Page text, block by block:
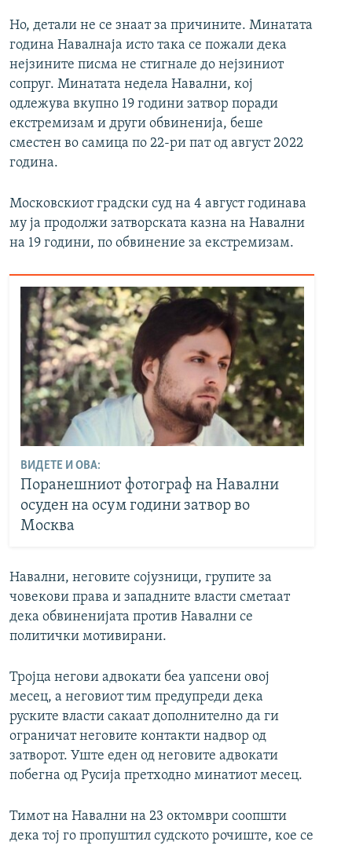
Но, детали не се знаат за причините. Минатата
година Навалнаја исто така се пожали дека
нејзините писма не стигнале до нејзиниот
сопруг. Минатата недела Навални, кој
одлежува вкупно 19 години затвор поради
екстремизам и други обвиненија, беше
сместен во самица по 22-ри пат од август 2022
година.
Московскиот градски суд на 4 август годинава
му ја продолжи затворската казна на Навални
на 19 години, по обвинение за екстремизам.
ВИДЕТЕ И ОВА:
Поранешниот фотограф на Навални
осуден на осум години затвор во
Москва
Навални, неговите сојузници, групите за
човекови права и западните власти сметаат
дека обвиненијата против Навални се
политички мотивирани.
Тројца негови адвокати беа уапсени овој
месец, а неговиот тим предупреди дека
руските власти сакаат дополнително да ги
ограничат неговите контакти надвор од
затворот. Уште еден од неговите адвокати
побегна од Русија претходно минатиот месец.
Тимот на Навални на 23 октомври соопшти
дека тој го пропуштил судското рочиште, кое се